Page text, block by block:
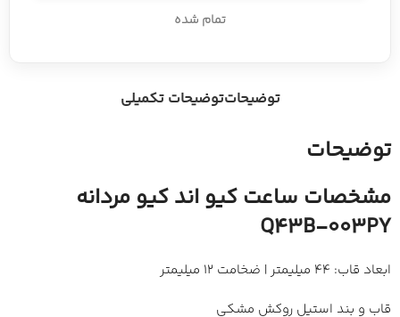
تمام شده
توضیحاتتوضیحات تکمیلی
توضیحات
مشخصات ساعت کیو اند کیو مردانه
Q43B-003PY
ابعاد قاب: 44 میلیمتر | ضخامت 12 میلیمتر
قاب و بند استیل روکش مشکی